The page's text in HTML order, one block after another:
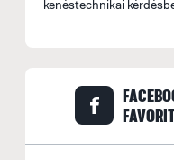
kenéstechnikai